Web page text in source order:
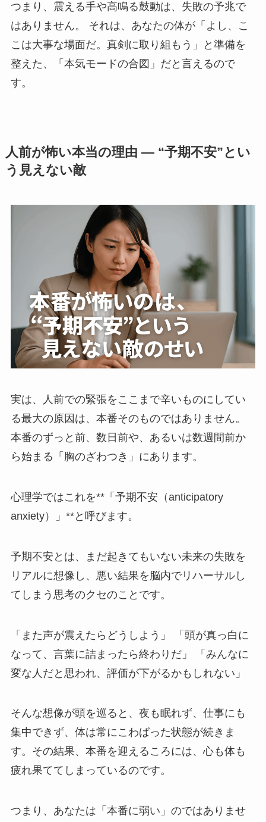
つまり、震える手や高鳴る鼓動は、失敗の予兆で
はありません。 それは、あなたの体が「よし、こ
こは大事な場面だ。真剣に取り組もう」と準備を
整えた、「本気モードの合図」だと言えるので
す。
人前が怖い本当の理由 ― “予期不安”とい
う見えない敵
実は、人前での緊張をここまで辛いものにしてい
る最大の原因は、本番そのものではありません。
本番のずっと前、数日前や、あるいは数週間前か
ら始まる「胸のざわつき」にあります。
心理学ではこれを**「予期不安（anticipatory
anxiety）」**と呼びます。
予期不安とは、まだ起きてもいない未来の失敗を
リアルに想像し、悪い結果を脳内でリハーサルし
てしまう思考のクセのことです。
「また声が震えたらどうしよう」 「頭が真っ白に
なって、言葉に詰まったら終わりだ」 「みんなに
変な人だと思われ、評価が下がるかもしれない」
そんな想像が頭を巡ると、夜も眠れず、仕事にも
集中できず、体は常にこわばった状態が続きま
す。その結果、本番を迎えるころには、心も体も
疲れ果ててしまっているのです。
つまり、あなたは「本番に弱い」のではありませ